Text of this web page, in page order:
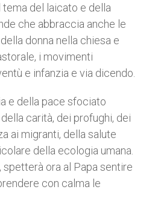
tema del laicato e della
che abbraccia anche le
donna nella chiesa e
i movimenti
e infanzia e via dicendo.
e della pace sfociato
carità, dei profughi, dei
ai migranti, della salute
della ecologia umana.
spetterà ora al Papa sentire
con calma le